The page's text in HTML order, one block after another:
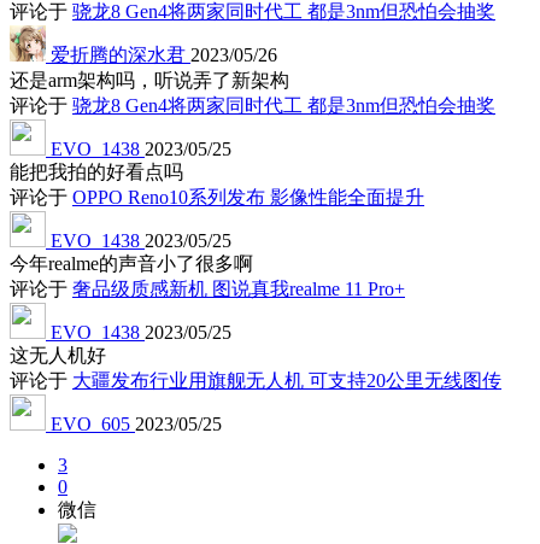
评论于 骁龙8 Gen4将两家同时代工 都是3nm但恐怕会抽奖
爱折腾的深水君 2023/05/26
还是arm架构吗，听说弄了新架构
评论于 骁龙8 Gen4将两家同时代工 都是3nm但恐怕会抽奖
EVO_1438 2023/05/25
能把我拍的好看点吗
评论于 OPPO Reno10系列发布 影像性能全面提升
EVO_1438 2023/05/25
今年realme的声音小了很多啊
评论于 奢品级质感新机 图说真我realme 11 Pro+
EVO_1438 2023/05/25
这无人机好
评论于 大疆发布行业用旗舰无人机 可支持20公里无线图传
EVO_605 2023/05/25
3
0
微信